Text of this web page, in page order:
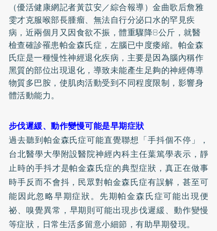
（優活健康網記者黃苡安／綜合報導）金曲歌后詹雅
雯才克服喉部長腫瘤、無法自行分泌口水的罕見疾
病，近兩個月又因食欲不振，體重驟降8公斤，就醫
檢查確診罹患帕金森氏症，左腦已中度痿縮。帕金森
氏症是一種慢性神經退化疾病，主要是因為腦內稱作
黑質的部位出現退化，導致未能產生足夠的神經傳導
物質多巴胺，使肌肉活動受到不同程度限制，影響身
體活動能力。
步伐遲緩、動作變慢可能是早期症狀
過去聽到帕金森氏症可能直覺聯想「手抖個不停」，
台北醫學大學附設醫院神經內科主任葉篤學表示，靜
止時的手抖才是帕金森氏症的典型症狀，真正在做事
時手反而不會抖，民眾對帕金森氏症有誤解，甚至可
能因此忽略早期症狀。先期帕金森氏症可能出現便
祕、嗅覺異常，早期則可能出現步伐遲緩、動作變慢
等症狀，日常生活多留意小細節，有助早期發現。